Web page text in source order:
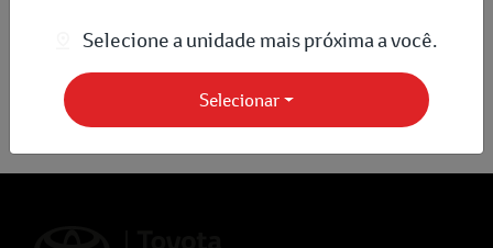
Compartilhe esse artigo nas redes sociais:
Selecione a unidade mais próxima a você.
Selecionar